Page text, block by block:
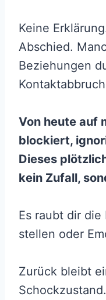
Keine
Abschied.
Beziehungen
Von heute auf
blockiert,
Dieses
kein Zufall,
Es raubt dir
stellen oder
Zurück bleibt